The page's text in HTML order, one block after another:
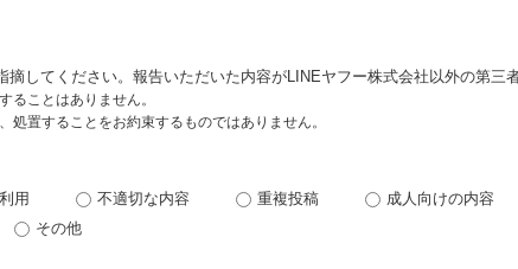
してください。報告いただいた内容がLINEヤフー株式会社以外の第三
ことはありません。
置することをお約束するものではありません。
用 不適切な内容 重複投稿 成人向けの内容
その他